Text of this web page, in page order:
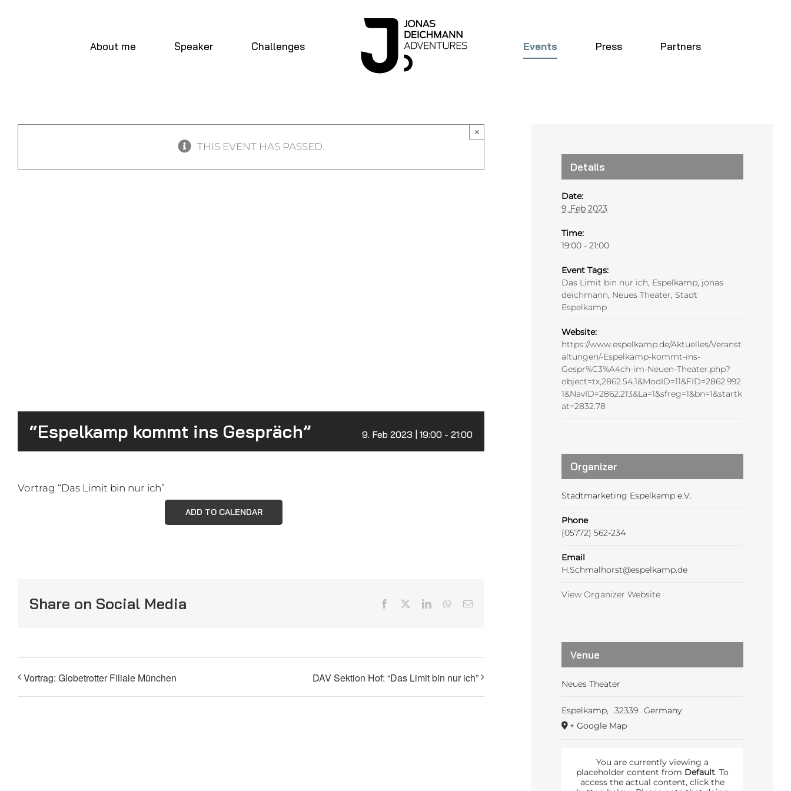
About me Speaker Challenges Events Press Partners
THIS EVENT HAS PASSED.
×
“Espelkamp kommt ins Gespräch” 9. Feb 2023 | 19:00 -21:00
Vortrag “Das Limit bin nur ich”
ADD TO CALENDAR
Share on Social Media Facebook LinkedInWhatsApp
Email
Vortrag: Globetrotter Filiale München DAV Sektion Hof: “Das Limit bin nur ich”
Details
Date:
9. Feb 2023
Time:
19:00 - 21:00
Event Tags:
Das Limit bin nur ich, Espelkamp, jonas
deichmann, Neues Theater, Stadt
Espelkamp
Website:
https://www.espelkamp.de/Aktuelles/Veranst
altungen/-Espelkamp-kommt-ins-
Gespr%C3%A4ch-im-Neuen-Theater.php?
object=tx,2862.54.1&ModID=11&FID=2862.992.
1&NavID=2862.213&La=1&sfreg=1&bn=1&startk
at=2832.78
Organizer
Stadtmarketing Espelkamp e.V.
Phone
(05772) 562-234
Email
H.Schmalhorst@espelkamp.de
View Organizer Website
Venue
Neues Theater
Espelkamp, 32339 Germany
+ Google Map
You are currently viewing a
placeholder content from Default. To
access the actual content, click the